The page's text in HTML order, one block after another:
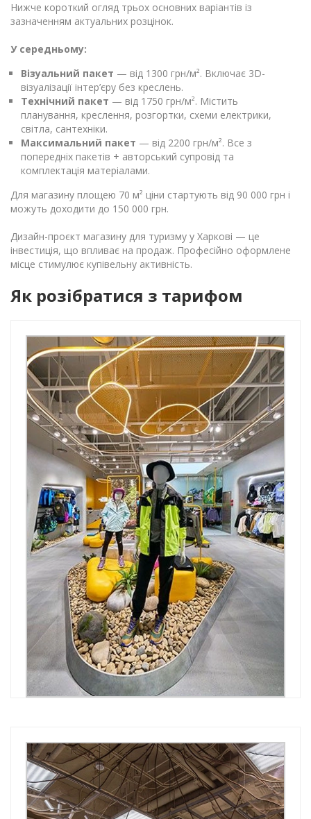
Нижче короткий огляд трьох основних варіантів із
зазначенням актуальних розцінок.
У середньому:
Візуальний пакет — від 1300 грн/м². Включає 3D-
візуалізації інтер’єру без креслень.
Технічний пакет — від 1750 грн/м². Містить
планування, креслення, розгортки, схеми електрики,
світла, сантехніки.
Максимальний пакет — від 2200 грн/м². Все з
попередніх пакетів + авторський супровід та
комплектація матеріалами.
Для магазину площею 70 м² ціни стартують від 90 000 грн і
можуть доходити до 150 000 грн.
Дизайн-проєкт магазину для туризму у Харкові — це
інвестиція, що впливає на продаж. Професійно оформлене
місце стимулює купівельну активність.
Як розібратися з тарифом